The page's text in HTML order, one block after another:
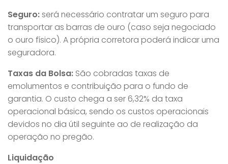
Seguro:será necessário contratar um seguro para
transportar as barras de ouro (caso seja negociado
o ouro físico). A própria corretora poderá indicar uma
seguradora.
Taxas da Bolsa: São cobradas taxas de
emolumentos e contribuição para o fundo de
garantia. O custo chega a ser 6,32% da taxa
operacional básica, sendo os custos operacionais
devidos no dia útil seguinte ao de realização da
operação no pregão.
Liquidação